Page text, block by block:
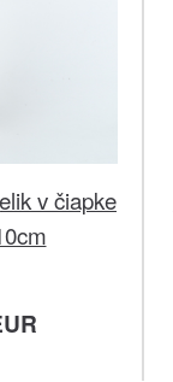
v čiapke